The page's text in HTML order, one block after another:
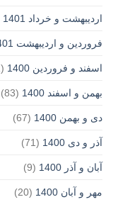
اردیبهشت و خرداد 1401
فروردین و اردیبهشت 1401
اسفند و فروردین 1400 (31)
بهمن و اسفند 1400 (83)
دی و بهمن 1400 (67)
آذر و دی 1400 (71)
آبان و آذر 1400 (9)
مهر و آبان 1400 (20)